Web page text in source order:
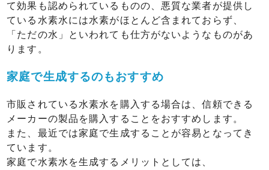
て効果も認められているものの、悪質な業者が提供し
ている水素水には水素がほとんど含まれておらず、
「ただの水」といわれても仕方がないようなものがあ
ります。
家庭で生成するのもおすすめ
市販されている水素水を購入する場合は、信頼できる
メーカーの製品を購入することをおすすめします。
また、最近では家庭で生成することが容易となってき
ています。
家庭で水素水を生成するメリットとしては、